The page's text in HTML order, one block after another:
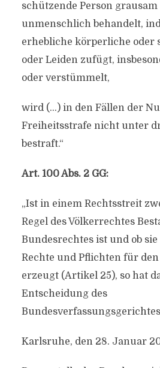
schützende Person grausam
unmenschlich behandelt,
erhebliche körperliche oder
oder Leiden zufügt,
oder verstümmelt,
wird (…) in den Fällen der
Freiheitsstrafe nicht unter
bestraft.“
Art. 100 Abs. 2 GG:
„Ist in einem Rechtsstreit
Regel des Völkerrechtes
Bundesrechtes ist und ob
Rechte und Pflichten für
erzeugt (Artikel 25), so hat
Entscheidung des
Karlsruhe, den 28. Januar